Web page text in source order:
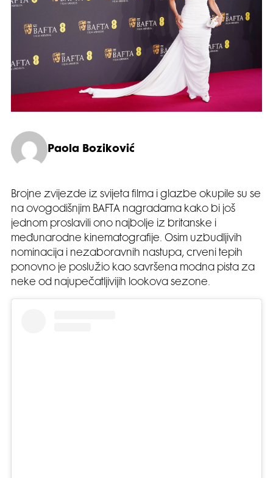
Paola Boziković
Brojne zvijezde iz svijeta filma i glazbe okupile su se
na ovogodišnjim BAFTA nagradama kako bi još
jednom proslavili ono najbolje iz britanske i
međunarodne kinematografije. Osim uzbudljivih
nominacija i nezaboravnih nastupa, crveni tepih
ponovno je poslužio kao savršena modna pista za
neke od najupečatljivijih lookova sezone.